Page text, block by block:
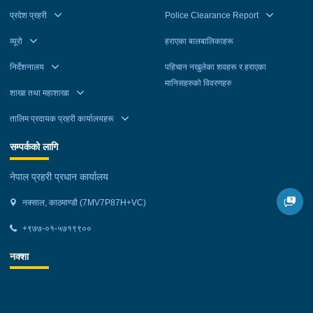
प्रदेश प्रहरी
व्यूरो
निर्देशनालय
शाखा तथा महाशाखा
तालिम प्रदायक प्रहरी कार्यालयहरू
Police Clearance Report
हराएका बालबालिकाहरू
पहिचान नखुलेका शवहरू र हराएका
मानिसहरुको विवरणहरु
सम्पर्कको लागि
नेपाल प्रहरी प्रधान कार्यालय
नक्साल, काठमाण्डौ (7MV7P87H+VC)
+९७७-०१-५७१९९००
नक्शा